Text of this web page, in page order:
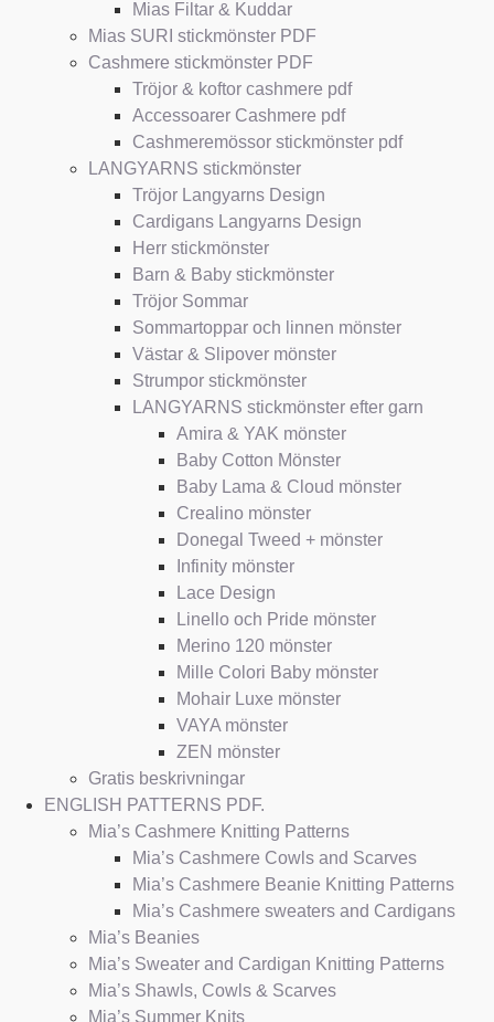
Mias Filtar & Kuddar
Mias SURI stickmönster PDF
Cashmere stickmönster PDF
Tröjor & koftor cashmere pdf
Accessoarer Cashmere pdf
Cashmeremössor stickmönster pdf
LANGYARNS stickmönster
Tröjor Langyarns Design
Cardigans Langyarns Design
Herr stickmönster
Barn & Baby stickmönster
Tröjor Sommar
Sommartoppar och linnen mönster
Västar & Slipover mönster
Strumpor stickmönster
LANGYARNS stickmönster efter garn
Amira & YAK mönster
Baby Cotton Mönster
Baby Lama & Cloud mönster
Crealino mönster
Donegal Tweed + mönster
Infinity mönster
Lace Design
Linello och Pride mönster
Merino 120 mönster
Mille Colori Baby mönster
Mohair Luxe mönster
VAYA mönster
ZEN mönster
Gratis beskrivningar
ENGLISH PATTERNS PDF.
Mia’s Cashmere Knitting Patterns
Mia’s Cashmere Cowls and Scarves
Mia’s Cashmere Beanie Knitting Patterns
Mia’s Cashmere sweaters and Cardigans
Mia’s Beanies
Mia’s Sweater and Cardigan Knitting Patterns
Mia’s Shawls, Cowls & Scarves
Mia’s Summer Knits